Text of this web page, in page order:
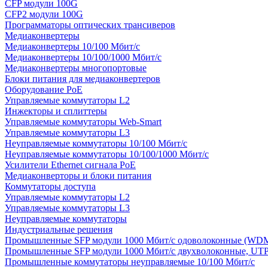
CFP модули 100G
CFP2 модули 100G
Программаторы оптических трансиверов
Медиаконвертеры
Медиаконвертеры 10/100 Мбит/с
Медиаконвертеры 10/100/1000 Мбит/c
Медиаконвертеры многопортовые
Блоки питания для медиаконвертеров
Оборудование PoE
Управляемые коммутаторы L2
Инжекторы и сплиттеры
Управляемые коммутаторы Web-Smart
Управляемые коммутаторы L3
Неуправляемые коммутаторы 10/100 Мбит/с
Неуправляемые коммутаторы 10/100/1000 Мбит/с
Усилители Ethernet сигнала PoE
Медиаконверторы и блоки питания
Коммутаторы доступа
Управляемые коммутаторы L2
Управляемые коммутаторы L3
Неуправляемые коммутаторы
Индустриальные решения
Промышленные SFP модули 1000 Мбит/c одоволоконные
Промышленные SFP модули 1000 Мбит/c двухволоконные,
Промышленные коммутаторы неуправляемые 10/100 Мбит/с